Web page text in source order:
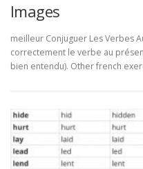
Images
meilleur Conjuguer Les Verbes
correctement le verbe au
bien entendu). Other french